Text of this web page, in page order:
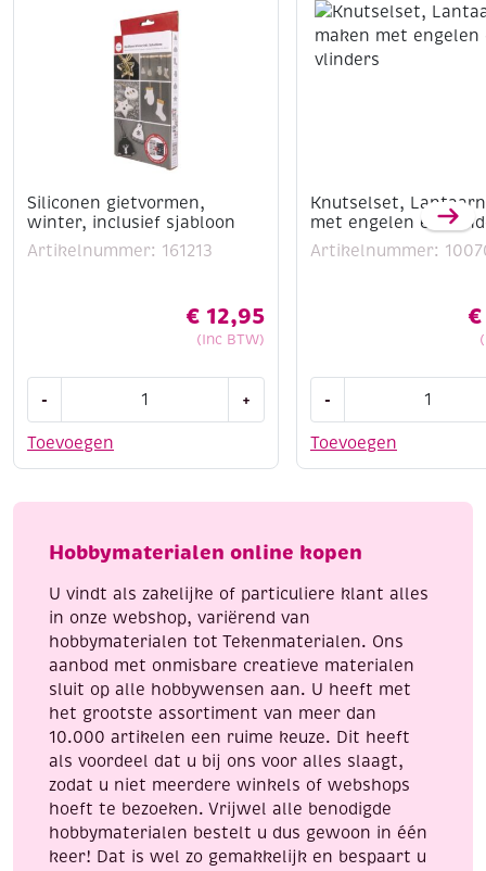
Siliconen gietvormen,
winter, inclusief sjabloon
Artikelnummer: 161213
€ 12,95
(Inc BTW)
Toevoegen
-
winter,
aantal
+
Knutselset,
met engelen en
Artikelnummer:
€
Toevoegen
-
maken
en
aantal
Hobbymaterialen online kopen
U vindt als zakelijke of particuliere klant alles
in onze webshop, variërend van
hobbymaterialen tot Tekenmaterialen. Ons
aanbod met onmisbare creatieve materialen
sluit op alle hobbywensen aan. U heeft met
het grootste assortiment van meer dan
10.000 artikelen een ruime keuze. Dit heeft
als voordeel dat u bij ons voor alles slaagt,
zodat u niet meerdere winkels of webshops
hoeft te bezoeken. Vrijwel alle benodigde
hobbymaterialen bestelt u dus gewoon in één
keer! Dat is wel zo gemakkelijk en bespaart u